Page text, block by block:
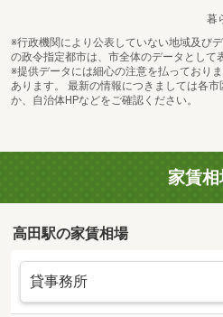
暮
※行政機関により公表していない地域及び
の政令指定都市は、市全体のデータとして
※提供データには細心の注意を払っており
あります。 最新の情報につきましては各
か、自治体HPなどをご確認ください。
家賃
高田駅の家賃相場